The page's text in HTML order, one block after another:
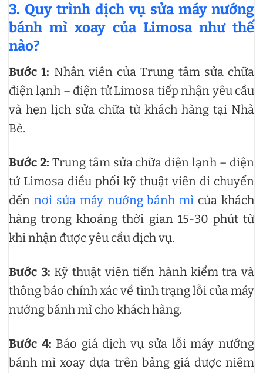
3. Quy trình dịch vụ sửa máy nướng
bánh mì xoay của Limosa như thế
nào?
Bước 1: Nhân viên của Trung tâm sửa chữa
điện lạnh – điện tử Limosa tiếp nhận yêu cầu
và hẹn lịch sửa chữa từ khách hàng tại Nhà
Bè.
Bước 2: Trung tâm sửa chữa điện lạnh – điện
tử Limosa điều phối kỹ thuật viên di chuyển
đến nơi sửa máy nướng bánh mì của khách
hàng trong khoảng thời gian 15-30 phút từ
khi nhận được yêu cầu dịch vụ.
Bước 3: Kỹ thuật viên tiến hành kiểm tra và
thông báo chính xác về tình trạng lỗi của máy
nướng bánh mì cho khách hàng.
Bước 4: Báo giá dịch vụ sửa lỗi máy nướng
bánh mì xoay dựa trên bảng giá được niêm